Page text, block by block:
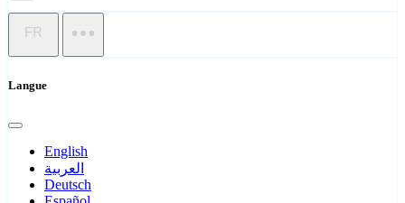
FR
Langue
English
العربية
Deutsch